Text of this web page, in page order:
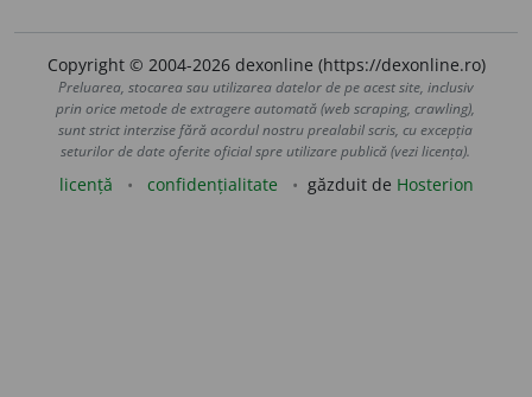
Copyright © 2004-2026 dexonline (https://dexonline.ro)
Preluarea, stocarea sau utilizarea datelor de pe acest site, inclusiv
prin orice metode de extragere automată (web scraping, crawling),
sunt strict interzise fără acordul nostru prealabil scris, cu excepția
seturilor de date oferite oficial spre utilizare publică (vezi licența).
licență confidențialitate găzduit de Hosterion